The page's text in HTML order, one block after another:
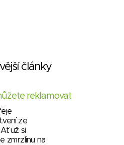
články
reklamovat
ze
už si
zmrzlinu na